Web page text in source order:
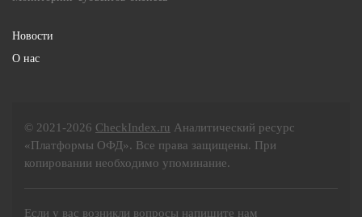
Новости
О нас
© 2021-2026 CheckIndex.ru Аналитический ресурс
«Платформы ОФД». Все права защищены. При
копировании необходимо упоминание.
Если у вас возникли вопросы напишите нам